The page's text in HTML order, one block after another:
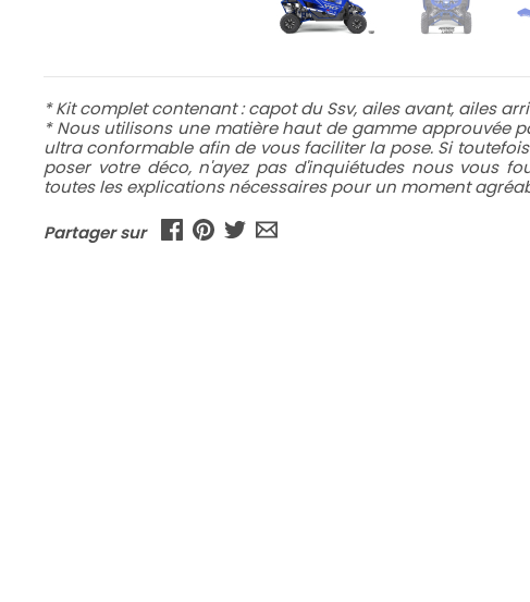
* Kit complet contenant : capot du Ssv, ailes avant, ailes
* Nous utilisons une matière haut de gamme approuvée
ultra conformable afin de vous faciliter la pose. Si
poser votre déco, n'ayez pas d'inquiétudes nous vous
toutes les explications nécessaires pour un moment
Partager sur